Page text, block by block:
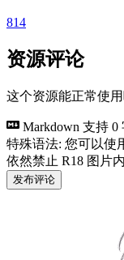
814
资源评论
这个资源能正常使
Markdown 支持 0
特殊语法: 您可以使
依然禁止 R18 图片
发布评论